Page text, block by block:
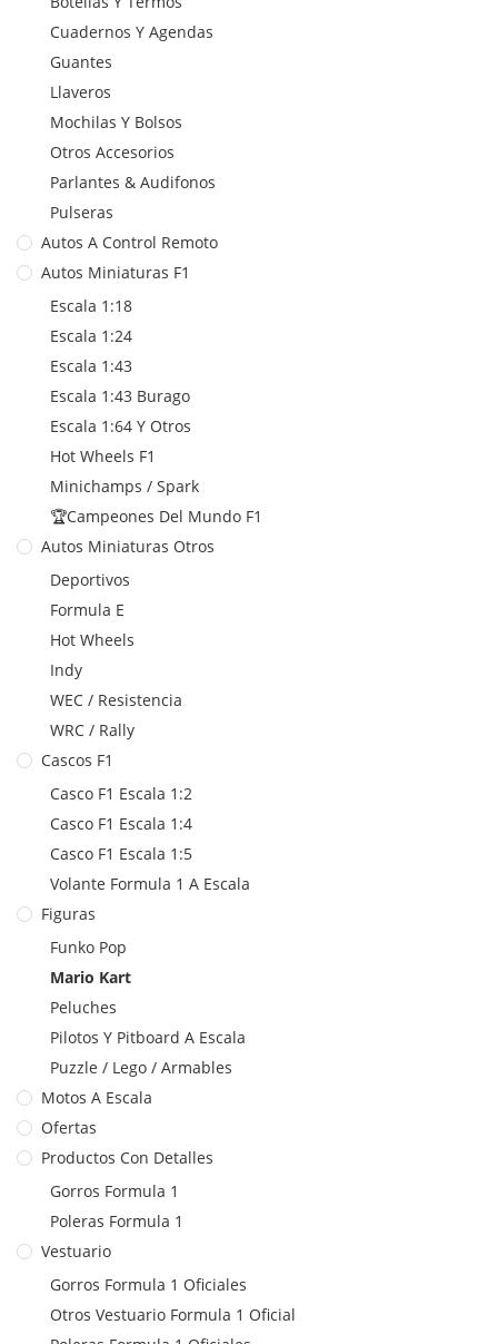
Cuadernos Y Agendas
Guantes
Llaveros
Mochilas Y Bolsos
Otros Accesorios
Parlantes & Audifonos
Pulseras
Autos A Control Remoto
Autos Miniaturas F1
Escala 1:18
Escala 1:24
Escala 1:43
Escala 1:43 Burago
Escala 1:64 Y Otros
Hot Wheels F1
Minichamps / Spark
🏆Campeones Del Mundo F1
Autos Miniaturas Otros
Deportivos
Formula E
Hot Wheels
Indy
WEC / Resistencia
WRC / Rally
Cascos F1
Casco F1 Escala 1:2
Casco F1 Escala 1:4
Casco F1 Escala 1:5
Volante Formula 1 A Escala
Figuras
Funko Pop
Mario Kart
Peluches
Pilotos Y Pitboard A Escala
Puzzle / Lego / Armables
Motos A Escala
Ofertas
Productos Con Detalles
Gorros Formula 1
Poleras Formula 1
Vestuario
Gorros Formula 1 Oficiales
Otros Vestuario Formula 1 Oficial